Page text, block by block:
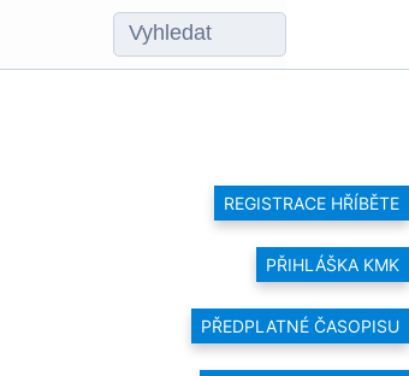
REGISTRACE HŘÍBĚTE
PŘIHLÁŠKA KMK
PŘEDPLATNÉ ČASOPISU